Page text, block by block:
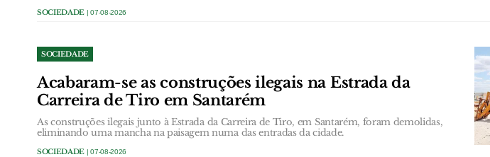
SOCIEDADE | 07-08-2026
SOCIEDADE
Acabaram-se as construções ilegais na Estrada da
Carreira de Tiro em Santarém
As construções ilegais junto à Estrada da Carreira de Tiro, em Santarém, foram demolidas,
eliminando uma mancha na paisagem numa das entradas da cidade.
SOCIEDADE | 07-08-2026